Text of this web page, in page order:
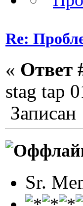
Re:
« Ответ
stag tap
Записан
Sr.